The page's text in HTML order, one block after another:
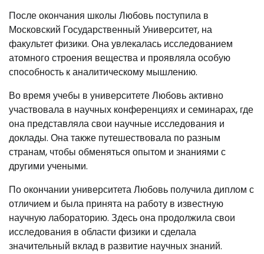
После окончания школы Любовь поступила в
Московский Государственный Университет, на
факультет физики. Она увлекалась исследованием
атомного строения вещества и проявляла особую
способность к аналитическому мышлению.
Во время учебы в университете Любовь активно
участвовала в научных конференциях и семинарах, где
она представляла свои научные исследования и
доклады. Она также путешествовала по разным
странам, чтобы обменяться опытом и знаниями с
другими учеными.
По окончании университета Любовь получила диплом с
отличием и была принята на работу в известную
научную лабораторию. Здесь она продолжила свои
исследования в области физики и сделала
значительный вклад в развитие научных знаний.